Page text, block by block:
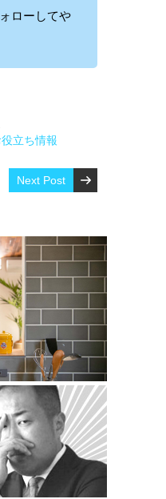
ローしてや
立ち情報
Next Post